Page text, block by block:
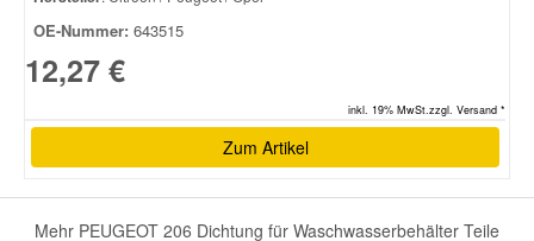
OE-Nummer: 643515
12,27 €
inkl. 19% MwSt.zzgl. Versand *
Zum Artikel
Mehr PEUGEOT 206 Dichtung für Waschwasserbehälter Teile